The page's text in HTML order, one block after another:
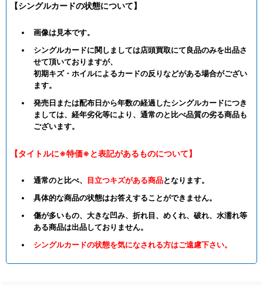
【シングルカードの状態について】
画像は見本です。
シングルカードに関しましては店頭買取にて良品のみを出品さ
せて頂いておりますが、
初期キズ・ホイルによるカードの反りなどがある場合がござい
ます。
発売日または配布日から年数の経過したシングルカードにつき
ましては、経年劣化等により、通常のと比べ品質の劣る商品も
ございます。
【タイトルに※特価※と表記があるものについて】
通常のと比べ、 目立つキズがある商品となります。
具体的な商品の状態はお答えすることができません。
傷が多いもの、大きな凹み、折れ目、めくれ、破れ、水濡れ等
ある商品は出品しておりません。
シングルカードの状態を気になされる方はご遠慮下さい。